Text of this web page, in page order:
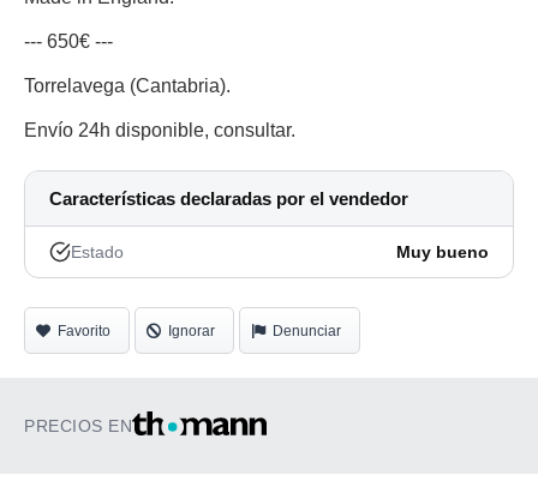
--- 650€ ---
Torrelavega (Cantabria).
Envío 24h disponible, consultar.
Características declaradas por el vendedor
Estado Muy bueno
Favorito Ignorar Denunciar
PRECIOS EN